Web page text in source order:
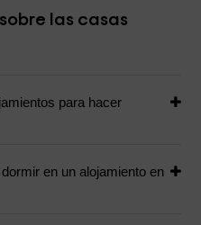
las casas
para hacer
en un alojamiento en